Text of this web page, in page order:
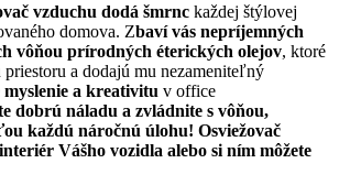
vzduchu dodá šmrnc každej štýlovej
domova. Zbaví vás nepríjemných
vôňou prírodných éterických olejov, ktoré
a dodajú mu nezameniteľný
a kreativitu v office
dobrú náladu a zvládnite s vôňou,
každú náročnú úlohu! Osviežovač
Vášho vozidla alebo si ním môžete